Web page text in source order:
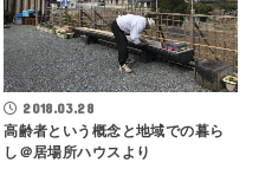
2018.03.28
高齢者という概念と地域での暮ら
し＠居場所ハウスより